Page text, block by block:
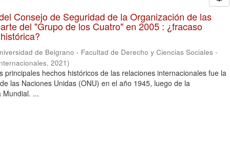
Consejo de Seguridad de la Organización de las
del "Grupo de los Cuatro" en 2005 : ¿fracaso
de Belgrano - Facultad de Derecho y Ciencias Sociales -
,2021)
principales hechos históricos de las relaciones internacionales fue la
las Naciones Unidas (ONU) en el año 1945, luego de la
Mundial. ...